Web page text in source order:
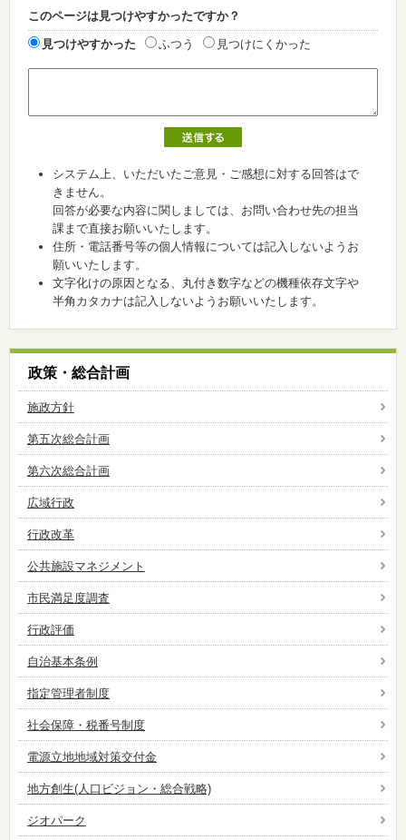
このページは見つけやすかったですか？
見つけやすかった ふつう 見つけにくかった
システム上、いただいたご意見・ご感想に対する回答はで
きません。
回答が必要な内容に関しましては、お問い合わせ先の担当
課まで直接お願いいたします。
住所・電話番号等の個人情報については記入しないようお
願いいたします。
文字化けの原因となる、丸付き数字などの機種依存文字や
半角カタカナは記入しないようお願いいたします。
政策・総合計画
施政方針
第五次総合計画
第六次総合計画
広域行政
行政改革
公共施設マネジメント
市民満足度調査
行政評価
自治基本条例
指定管理者制度
社会保障・税番号制度
電源立地地域対策交付金
地方創生(人口ビジョン・総合戦略)
ジオパーク